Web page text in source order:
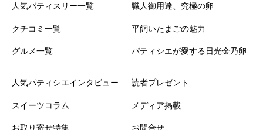
人気パティスリー一覧
クチコミ一覧
グルメ一覧
職人御用達、究極の卵
平飼いたまごの魅力
パティシエが愛する日光金乃卵
人気パティシエインタビュー
スイーツコラム
お取り寄せ特集
読者プレゼント
メディア掲載
お問合せ